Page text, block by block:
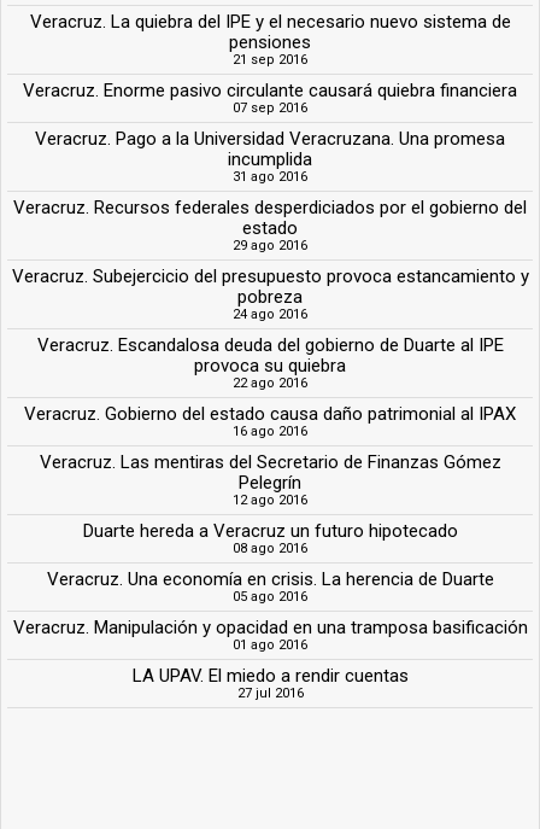
Veracruz. La quiebra del IPE y el necesario nuevo sistema de
pensiones
21 sep 2016
Veracruz. Enorme pasivo circulante causará quiebra financiera
07 sep 2016
Veracruz. Pago a la Universidad Veracruzana. Una promesa
incumplida
31 ago 2016
Veracruz. Recursos federales desperdiciados por el gobierno del
estado
29 ago 2016
Veracruz. Subejercicio del presupuesto provoca estancamiento y
pobreza
24 ago 2016
Veracruz. Escandalosa deuda del gobierno de Duarte al IPE
provoca su quiebra
22 ago 2016
Veracruz. Gobierno del estado causa daño patrimonial al IPAX
16 ago 2016
Veracruz. Las mentiras del Secretario de Finanzas Gómez
Pelegrín
12 ago 2016
Duarte hereda a Veracruz un futuro hipotecado
08 ago 2016
Veracruz. Una economía en crisis. La herencia de Duarte
05 ago 2016
Veracruz. Manipulación y opacidad en una tramposa basificación
01 ago 2016
LA UPAV. El miedo a rendir cuentas
27 jul 2016